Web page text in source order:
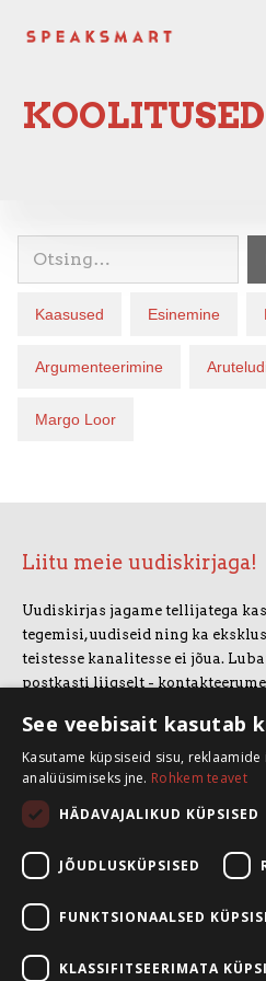
Kaasused Esinemine
Argumenteerimine
Margo Loor
Liitu meie uudiskirjaga!
Uudiskirjas jagame tellijatega
tegemisi, uudiseid ning ka
teistesse kanalitesse ei jõua.
postkasti liigselt -
LIITUN UUDISKIRJAGA
Koolitusruum ja kontor: Telliskivi
+372 5388 4854
info@speaksmart.ee
Leia meid sotsiaalmeediast:
See veebisait kasutab
Kasutame küpsiseid sisu,
analüüsimiseks jne. Rohkem teavet
HÄDAVAJALIKUD KÜPSISED
JÕUDLUSKÜPSISED
FUNKTSIONAALSED
KLASSIFITSEERIMATA